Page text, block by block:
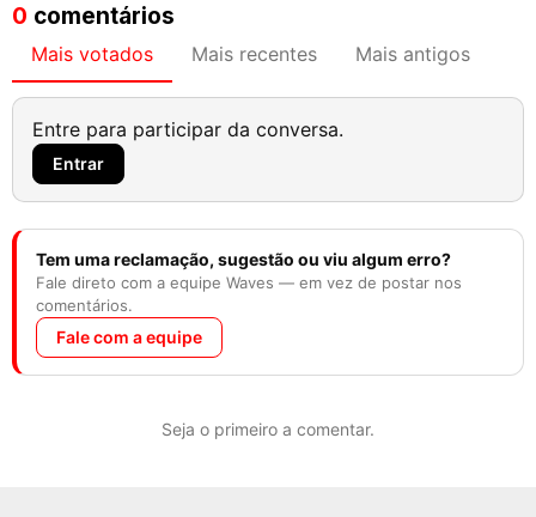
0 comentários
Mais votados Mais recentes Mais antigos
Entre para participar da conversa.
Entrar
Tem uma reclamação, sugestão ou viu algum erro?
Fale direto com a equipe Waves — em vez de postar nos
comentários.
Fale com a equipe
Seja o primeiro a comentar.